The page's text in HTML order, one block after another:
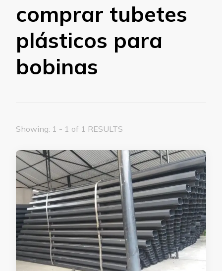
comprar tubetes
plásticos para
bobinas
Showing: 1 - 1 of 1 RESULTS